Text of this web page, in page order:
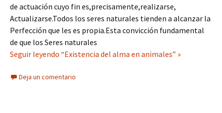
de actuación cuyo fin es,precisamente,realizarse,
Actualizarse.Todos los seres naturales tienden a alcanzar la
Perfección que les es propia.Esta convicción fundamental
de que los Seres naturales
Seguir leyendo “Existencia del alma en animales” »
Deja un comentario